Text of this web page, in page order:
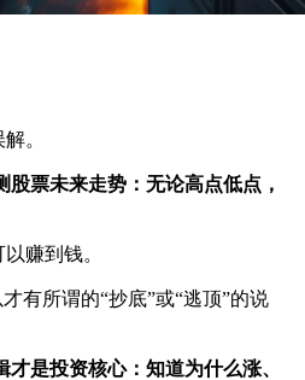
。
票未来走势：无论高点低点，
赚到钱。
有所谓的“抄底”或“逃顶”的说
是投资核心：知道为什么涨、